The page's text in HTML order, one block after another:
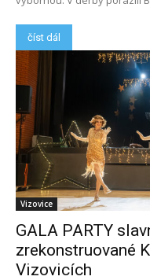
číst dál
Vizovice
GALA PARTY
zrekonstruované
Vizovicích